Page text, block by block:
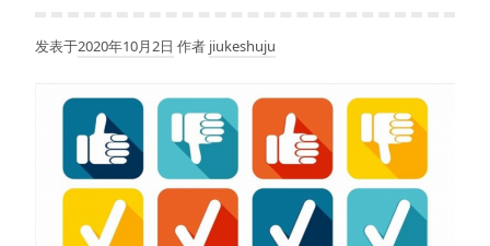
发表于2020年10月2日 作者 jiukeshuju